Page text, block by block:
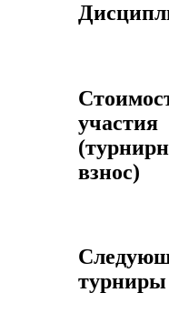
участия
взнос)
турниры